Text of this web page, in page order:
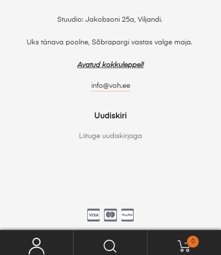
Stuudio: Jakobsoni 25a, Viljandi.
Uks tänava poolne, Sõbrapargi vastas valge maja.
Avatud kokkuleppel!
info@voh.ee
Uudiskiri
Liituge uudiskirjaga
0